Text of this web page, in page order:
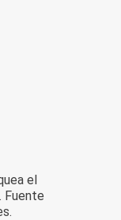
el
Fuente